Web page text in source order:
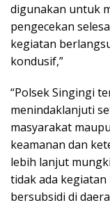
digunakan untuk
pengecekan
kegiatan
kondusif,”
“Polsek Singingi
menindaklanjuti
masyarakat
keamanan dan
lebih lanjut
tidak ada
bersubsidi di